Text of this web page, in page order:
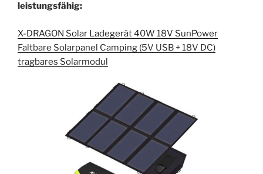
leistungsfähig:
X-DRAGON Solar Ladegerät 40W 18V SunPower
Faltbare Solarpanel Camping (5V USB + 18V DC)
tragbares Solarmodul